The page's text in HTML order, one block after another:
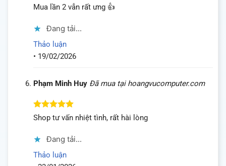
Được
Mua lần 2 vẫn rất ưng 👍
Đang tải...
Thảo luận
• 19/02/2026
Phạm Minh Huy Đã mua tại hoangvucomputer.com
Được xếp
hạng
Shop tư vấn nhiệt tình, rất hài lòng
Đang tải...
Thảo luận